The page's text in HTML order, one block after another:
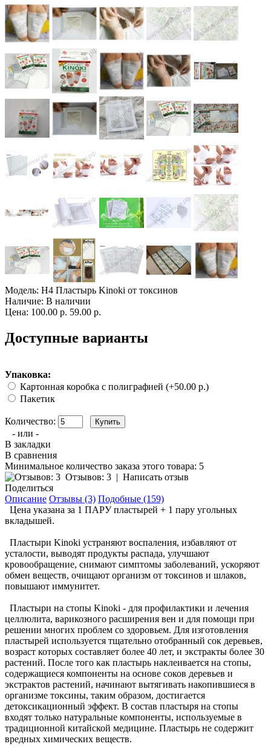
Модель: Н4 Пластырь Kinoki от токсинов
Наличие: В наличии
Цена: 100.00 р. 59.00 р.
Доступные варианты
Упаковка:
Картонная коробка с полиграфией (+50.00 р.)
Пакетик
Количество:
- или -
В закладки
В сравнения
Минимальное количество заказа этого товара: 5
Отзывов: 3 | Написать отзыв
Поделиться
Описание Отзывы (3) Подобные (159)
Цена указана за 1 ПАРУ пластырей + 1 пару угольных
вкладышей.
Пластыри Kinoki устраняют воспаления, избавляют от
усталости, выводят продукты распада, улучшают
кровообращение, снимают симптомы заболеваний, ускоряют
обмен веществ, очищают организм от токсинов и шлаков,
повышают иммунитет.
Пластыри на стопы Kinoki - для профилактики и лечения
целлюлита, варикозного расширения вен и для помощи при
решении многих проблем со здоровьем. Для изготовления
пластырей используется тщательно отобранный сок деревьев,
возраст которых составляет более 40 лет, и экстракты более 30
растений. После того как пластырь наклеивается на стопы,
содержащиеся компоненты на основе соков деревьев и
экстрактов растений, начинают вытягивать накопившиеся в
организме токсины, таким образом, достигается
детоксикационный эффект. В состав пластыря на стопы
входят только натуральные компоненты, используемые в
традиционной китайской медицине. Пластырь не содержит
вредных химических веществ.